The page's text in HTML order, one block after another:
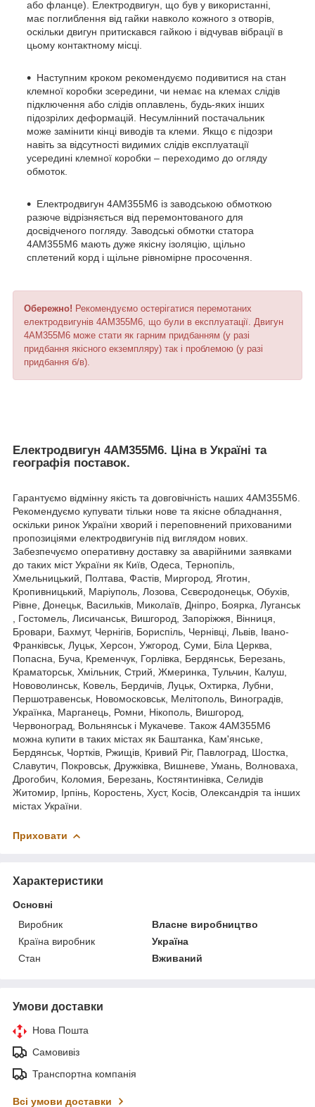
або фланце). Електродвигун, що був у використанні,
має поглиблення від гайки навколо кожного з отворів,
оскільки двигун притискався гайкою і відчував вібрації в
цьому контактному місці.
Наступним кроком рекомендуємо подивитися на стан
клемної коробки зсередини, чи немає на клемах слідів
підключення або слідів оплавлень, будь-яких інших
підозрілих деформацій. Несумлінний постачальник
може замінити кінці виводів та клеми. Якщо є підозри
навіть за відсутності видимих слідів експлуатації
усередині клемної коробки – переходимо до огляду
обмоток.
Електродвигун 4АМ355М6 із заводською обмоткою
разюче відрізняється від перемонтованого для
досвідченого погляду. Заводські обмотки статора
4АМ355М6 мають дуже якісну ізоляцію, щільно
сплетений корд і щільне рівномірне просочення.
Обережно! Рекомендуємо остерігатися перемотаних
електродвигунів 4АМ355М6, що були в експлуатації. Двигун
4АМ355М6 може стати як гарним придбанням (у разі
придбання якісного екземпляру) так і проблемою (у разі
придбання б/в).
Електродвигун 4АМ355М6. Ціна в Україні та
географія поставок.
Гарантуємо відмінну якість та довговічність наших 4АМ355М6.
Рекомендуємо купувати тільки нове та якісне обладнання,
оскільки ринок України хворий і переповнений прихованими
пропозиціями електродвигунів під виглядом нових.
Забезпечуємо оперативну доставку за аварійними заявками
до таких міст України як Київ, Одеса, Тернопіль,
Хмельницький, Полтава, Фастів, Миргород, Яготин,
Кропивницький, Маріуполь, Лозова, Сєвєродонецьк, Обухів,
Рівне, Донецьк, Васильків, Миколаїв, Дніпро, Боярка, Луганськ
, Гостомель, Лисичанськ, Вишгород, Запоріжжя, Вінниця,
Бровари, Бахмут, Чернігів, Бориспіль, Чернівці, Львів, Івано-
Франківськ, Луцьк, Херсон, Ужгород, Суми, Біла Церква,
Попасна, Буча, Кременчук, Горлівка, Бердянськ, Березань,
Краматорськ, Хмільник, Стрий, Жмеринка, Тульчин, Калуш,
Нововолинськ, Ковель, Бердичів, Луцьк, Охтирка, Лубни,
Першотравенськ, Новомосковськ, Мелітополь, Виноградів,
Українка, Марганець, Ромни, Нікополь, Вишгород,
Червоноград, Вольнянськ і Мукачеве. Також 4АМ355М6
можна купити в таких містах як Баштанка, Кам'янське,
Бердянськ, Чортків, Ржищів, Кривий Ріг, Павлоград, Шостка,
Славутич, Покровськ, Дружківка, Вишневе, Умань, Волноваха,
Дрогобич, Коломия, Березань, Костянтинівка, Селидів
Житомир, Ірпінь, Коростень, Хуст, Косів, Олександрія та інших
містах України.
Приховати
Характеристики
Основні
Виробник
Власне виробництво
Країна виробник
Україна
Стан
Вживаний
Умови доставки
Нова Пошта
Самовивіз
Транспортна компанія
Всі умови доставки